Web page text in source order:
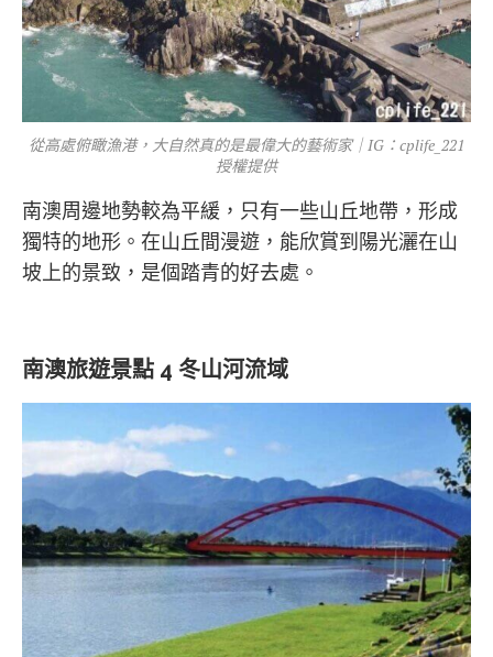
從高處俯瞰漁港，大自然真的是最偉大的藝術家｜IG：cplife_221
授權提供
南澳周邊地勢較為平緩，只有一些山丘地帶，形成
獨特的地形。在山丘間漫遊，能欣賞到陽光灑在山
坡上的景致，是個踏青的好去處。
南澳旅遊景點 4 冬山河流域